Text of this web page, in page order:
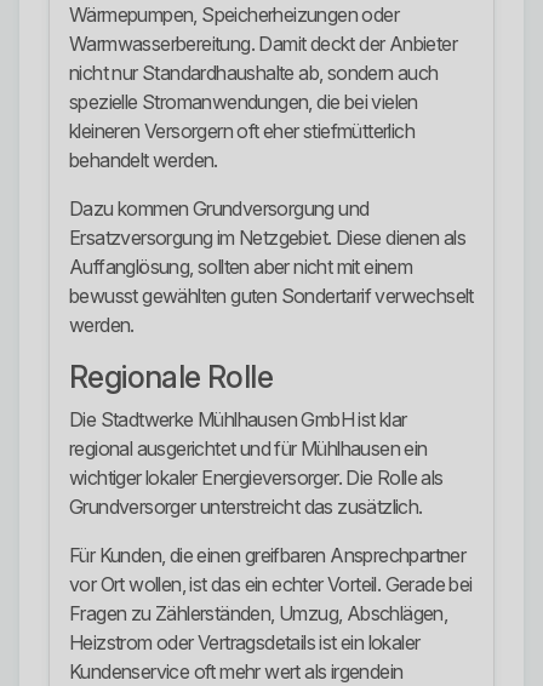
Wärmepumpen, Speicherheizungen oder
Warmwasserbereitung. Damit deckt der Anbieter
nicht nur Standardhaushalte ab, sondern auch
spezielle Stromanwendungen, die bei vielen
kleineren Versorgern oft eher stiefmütterlich
behandelt werden.
Dazu kommen Grundversorgung und
Ersatzversorgung im Netzgebiet. Diese dienen als
Auffanglösung, sollten aber nicht mit einem
bewusst gewählten guten Sondertarif verwechselt
werden.
Regionale Rolle
Die Stadtwerke Mühlhausen GmbH ist klar
regional ausgerichtet und für Mühlhausen ein
wichtiger lokaler Energieversorger. Die Rolle als
Grundversorger unterstreicht das zusätzlich.
Für Kunden, die einen greifbaren Ansprechpartner
vor Ort wollen, ist das ein echter Vorteil. Gerade bei
Fragen zu Zählerständen, Umzug, Abschlägen,
Heizstrom oder Vertragsdetails ist ein lokaler
Kundenservice oft mehr wert als irgendein